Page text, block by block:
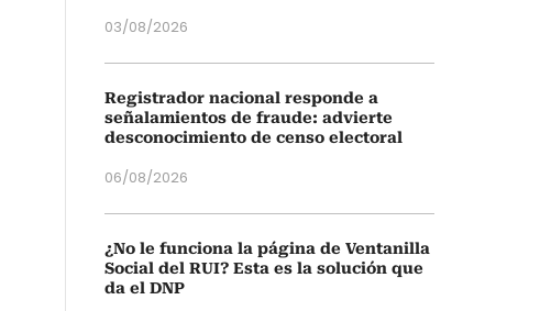
03/08/2026
Registrador nacional responde a
señalamientos de fraude: advierte
desconocimiento de censo electoral
06/08/2026
¿No le funciona la página de Ventanilla
Social del RUI? Esta es la solución que
da el DNP